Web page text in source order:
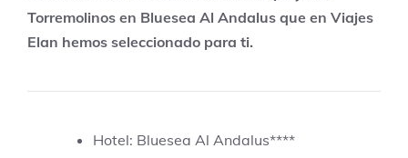
Torremolinos en Bluesea Al Andalus que en Viajes
Elan hemos seleccionado para ti.
Hotel: Bluesea Al Andalus****